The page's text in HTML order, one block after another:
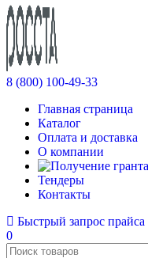
8 (800) 100-49-33
Главная страница
Каталог
Оплата и доставка
О компании
Тендеры
Контакты
Быстрый запрос прайса
0